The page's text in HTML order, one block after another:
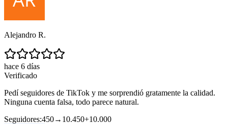
Alejandro R.
hace 6 días
Verificado
Pedí seguidores de TikTok y me sorprendió gratamente la calidad.
Ninguna cuenta falsa, todo parece natural.
Seguidores:450→ 10.450+10.000